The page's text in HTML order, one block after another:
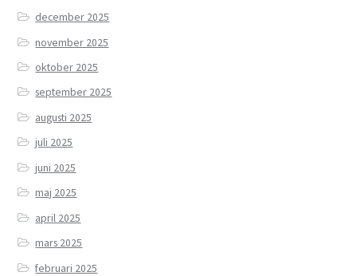
december 2025
november 2025
oktober 2025
september 2025
augusti 2025
juli 2025
juni 2025
maj 2025
april 2025
mars 2025
februari 2025